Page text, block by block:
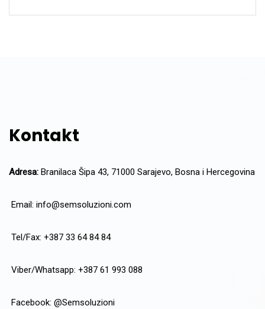
Kontakt
Adresa: Branilaca Šipa 43, 71000 Sarajevo, Bosna i Hercegovina
Email: info@semsoluzioni.com
Tel/Fax: +387 33 64 84 84
Viber/Whatsapp: +387 61 993 088
Facebook: @Semsoluzioni